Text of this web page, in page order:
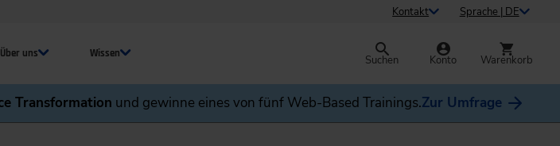
Kontakt Sprache | DE
Über uns Wissen Suchen Konto Warenkorb
Transformation und gewinne eines von fünf Web-Based Trainings.Zur Umfrage